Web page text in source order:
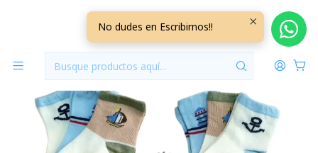
Inicio Accesorios Calcetas
Calcetas por Docena 3/6 Meses G36H
No dudes en Escribirnos!!